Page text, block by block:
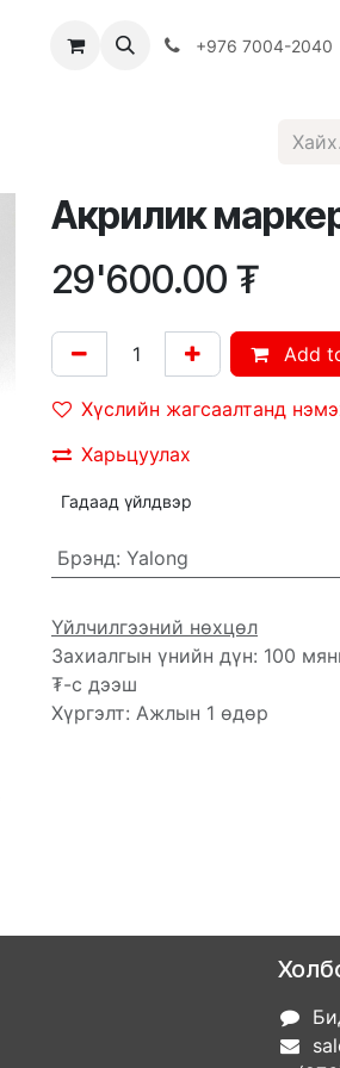
Хямдрал ♻️ Эко шогол+976 7004-2040
Акрилик
29'600.00 ₮
Add
Хүслийн жагсаалтанд
Харьцуулах
Гадаад үйлдвэр
Брэнд: Yalong
Үйлчилгээний нөхцөл
Захиалгын үнийн дүн: 100
₮-с дээш
Хүргэлт: Ажлын 1 өдөр